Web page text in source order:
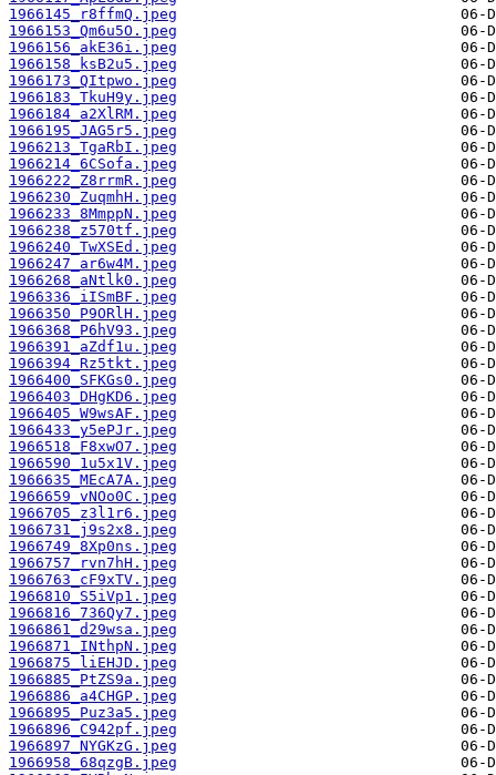
1966145_r8ffmQ.jpeg
1966153_Qm6u5O.jpeg
1966156_akE36i.jpeg
1966158_ksB2u5.jpeg
1966173_QItpwo.jpeg
1966183_TkuH9y.jpeg
1966184_a2XlRM.jpeg
1966195_JAG5r5.jpeg
1966213_TgaRbI.jpeg
1966214_6CSofa.jpeg
1966222_Z8rrmR.jpeg
1966230_ZuqmhH.jpeg
1966233_8MmppN.jpeg
1966238_z570tf.jpeg
1966240_TwXSEd.jpeg
1966247_ar6w4M.jpeg
1966268_aNtlk0.jpeg
1966336_iISmBF.jpeg
1966350_P9ORlH.jpeg
1966368_P6hV93.jpeg
1966391_aZdf1u.jpeg
1966394_Rz5tkt.jpeg
1966400_SFKGs0.jpeg
1966403_DHgKD6.jpeg
1966405_W9wsAF.jpeg
1966433_y5ePJr.jpeg
1966518_F8xwO7.jpeg
1966590_1u5x1V.jpeg
1966635_MEcA7A.jpeg
1966659_vNOo0C.jpeg
1966705_z3l1r6.jpeg
1966731_j9s2x8.jpeg
1966749_8Xp0ns.jpeg
1966757_rvn7hH.jpeg
1966763_cF9xTV.jpeg
1966810_S5iVp1.jpeg
1966816_736Qy7.jpeg
1966861_d29wsa.jpeg
1966871_INthpN.jpeg
1966875_liEHJD.jpeg
1966885_PtZS9a.jpeg
1966886_a4CHGP.jpeg
1966895_Puz3a5.jpeg
1966896_C942pf.jpeg
1966897_NYGKzG.jpeg
1966958_68qzgB.jpeg